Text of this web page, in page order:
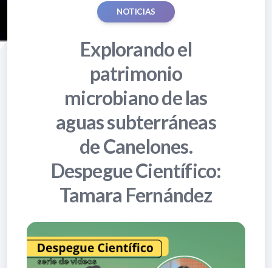
NOTICIAS
Explorando el
patrimonio
microbiano de las
aguas subterráneas
de Canelones.
Despegue Científico:
Tamara Fernández